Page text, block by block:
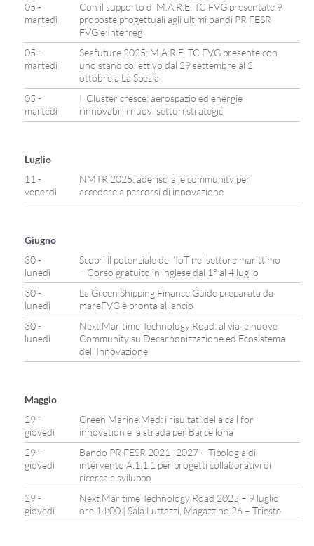
05 -
martedì
Con il supporto di M.A.R.E. TC FVG presentate 9
proposte progettuali agli ultimi bandi PR FESR
FVG e Interreg
05 -
martedì
Seafuture 2025: M.A.R.E. TC FVG presente con
uno stand collettivo dal 29 settembre al 2
ottobre a La Spezia
05 -
martedì
Il Cluster cresce: aerospazio ed energie
rinnovabili i nuovi settori strategici
Luglio
11 -
venerdì
NMTR 2025: aderisci alle community per
accedere a percorsi di innovazione
Giugno
30 -
lunedì
Scopri il potenziale dell’IoT nel settore marittimo
– Corso gratuito in inglese dal 1° al 4 luglio
30 -
lunedì
La Green Shipping Finance Guide preparata da
mareFVG è pronta al lancio
30 -
lunedì
Next Maritime Technology Road: al via le nuove
Community su Decarbonizzazione ed Ecosistema
dell’Innovazione
Maggio
29 -
giovedì
Green Marine Med: i risultati della call for
innovation e la strada per Barcellona
29 -
giovedì
Bando PR FESR 2021–2027 – Tipologia di
intervento A.1.1.1 per progetti collaborativi di
ricerca e sviluppo
29 -
giovedì
Next Maritime Technology Road 2025 – 9 luglio
ore 14:00 | Sala Luttazzi, Magazzino 26 – Trieste